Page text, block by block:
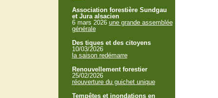
Association forestière Sundgau
et Jura alsacien
6 mars 2026 une grande assemblée
générale
Des tiques et des citoyens
10/03/2026
la saison redémarre
Renouvellement forestier
25/02/2026
réouverture du guichet unique
Tempêtes et inondations en